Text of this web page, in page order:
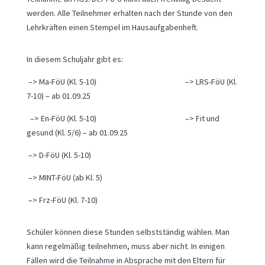
werden. Alle Teilnehmer erhalten nach der Stunde von den
Lehrkräften einen Stempel im Hausaufgabenheft.
In diesem Schuljahr gibt es:
–> Ma-FöU (Kl. 5-10)
–> LRS-FöU (Kl.
7-10) – ab 01.09.25
–> En-FöU (Kl. 5-10)
–> Fit und
gesund (Kl. 5/6) – ab 01.09.25
–> D-FöU (Kl. 5-10)
–> MINT-FöU (ab Kl. 5)
–> Frz-FöU (Kl. 7-10)
Schüler können diese Stunden selbstständig wählen. Man
kann regelmäßig teilnehmen, muss aber nicht. In einigen
Fällen wird die Teilnahme in Absprache mit den Eltern für